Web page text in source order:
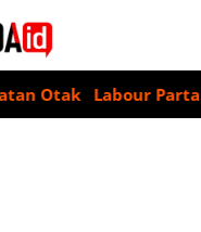
Labour Partai